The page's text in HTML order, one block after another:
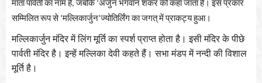
मातापार्वतीकानामहै,जबकि‘अर्जुनभगवानशंकरकोकहाजाताहै। इसप्रकार
सम्मिलितरूपसे‘मल्लिकार्जुन’ज्योतिर्लिंगकाजगत्मेंप्राकट्यहुआ।
मल्लिकार्जुन मंदिर में लिंग मूर्ति का स्पर्श प्राप्त होता है। इसी मंदिर के पीछे
पार्वती मंदिर है। इन्हें मल्लिका देवी कहते हैं। सभा मंडप में नन्दी की विशाल
मूर्ति है।